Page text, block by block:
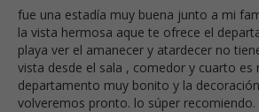
fue una estadía muy buena junto a mi
la vista hermosa aque te ofrece el
playa ver el amanecer y atardecer no
vista desde el sala , comedor y cuarto es
departamento muy bonito y la
volveremos pronto. lo súper recomiendo.